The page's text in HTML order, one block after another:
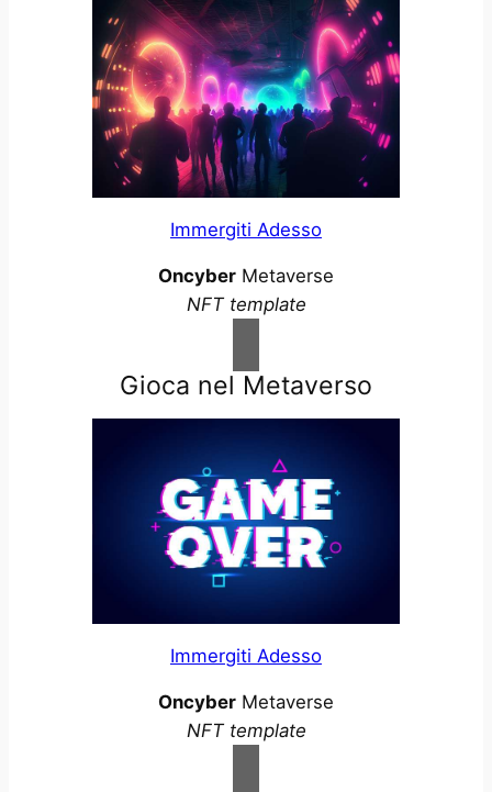
Immergiti Adesso
Oncyber Metaverse
NFT template
Gioca nel Metaverso
Immergiti Adesso
Oncyber Metaverse
NFT template